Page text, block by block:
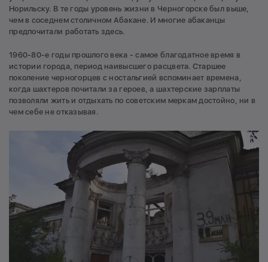
Норильску. В те годы уровень жизни в Черногорске был выше,
чем в соседнем столичном Абакане. И многие абаканцы
предпочитали работать здесь.
1960-80-е годы прошлого века - самое благодатное время в
истории города, период наивысшего расцвета. Старшее
поколение черногорцев с ностальгией вспоминает времена,
когда шахтеров почитали за героев, а шахтерские зарплаты
позволяли жить и отдыхать по советским меркам достойно, ни в
чем себе не отказывая.